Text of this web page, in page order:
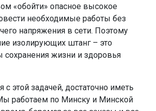
«обойти» опасное высокое
необходимые работы без
напряжения в сети. Поэтому
изолирующих штанг – это
сохранения жизни и здоровья
с этой задачей, достаточно иметь
работаем по Минску и Минской